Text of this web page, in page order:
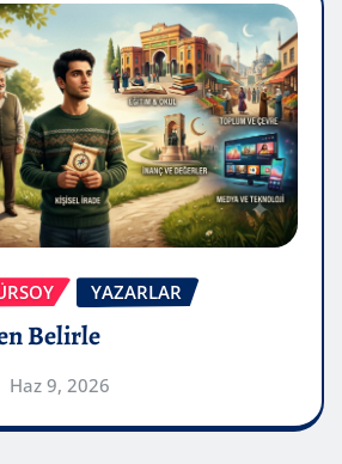
YAZARLAR
Belirle
Haz 9, 2026